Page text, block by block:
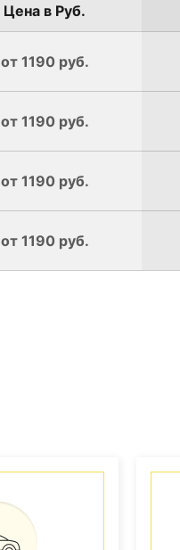
Цена в Руб.
от 1190 руб.
от 1190 руб.
от 1190 руб.
от 1190 руб.